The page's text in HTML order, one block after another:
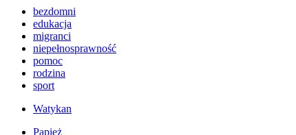
bezdomni
edukacja
migranci
niepełnosprawność
pomoc
rodzina
sport
Watykan
Papież